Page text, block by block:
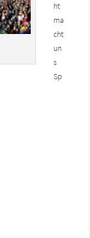
ht
ma
cht
un
s
Sp